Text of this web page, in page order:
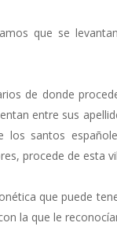
que se
de donde
entre sus
los santos
procede de esta
que puede
la que le